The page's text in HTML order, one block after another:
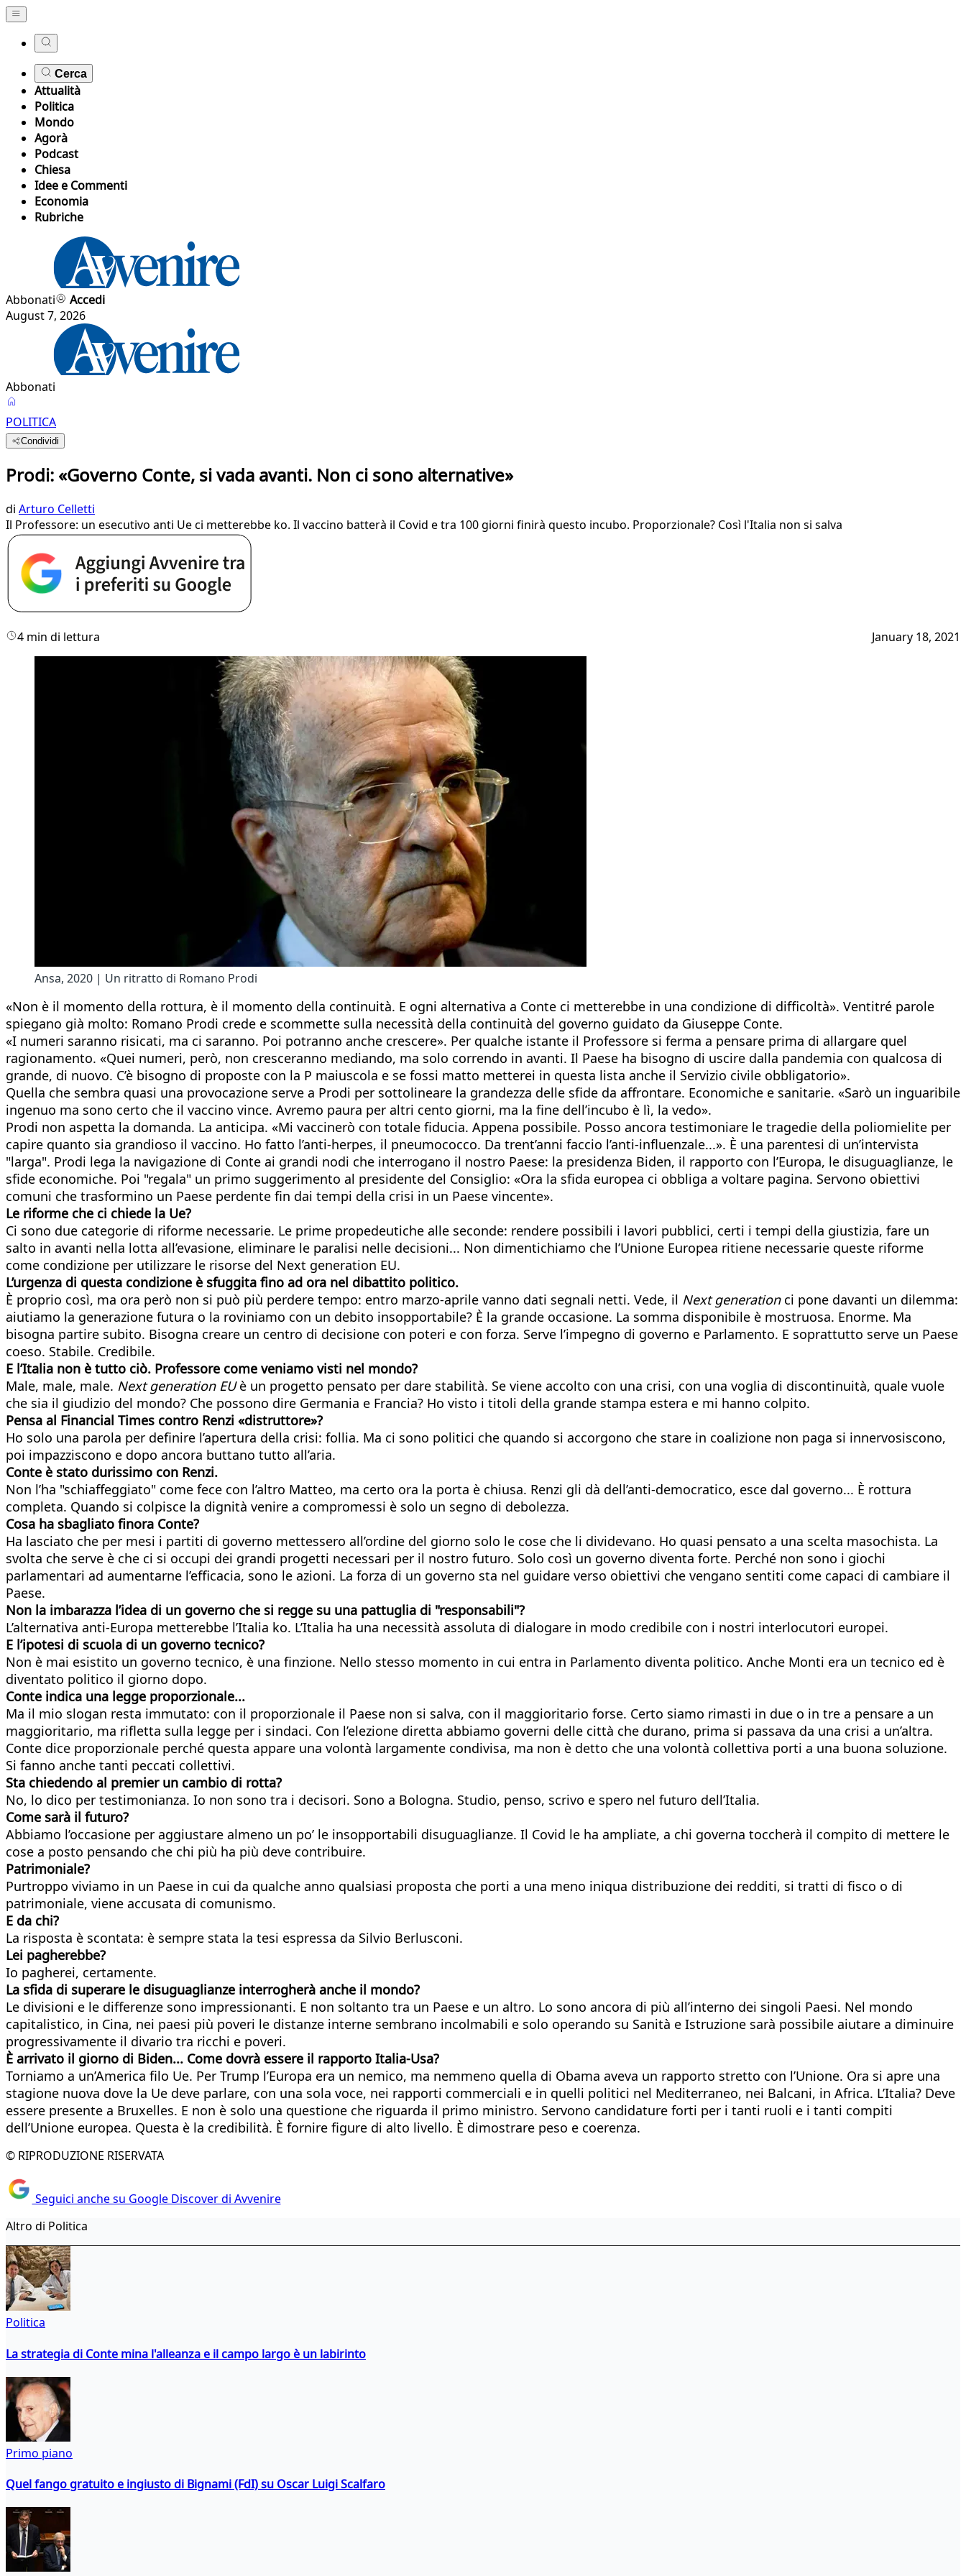
Cerca
Attualità
Politica
Mondo
Agorà
Podcast
Chiesa
Idee e Commenti
Economia
Rubriche
Abbonati
Accedi
August 7, 2026
Abbonati
POLITICA
Condividi
Prodi: «Governo Conte, si vada avanti. Non ci sono alternative»
di Arturo Celletti
Il Professore: un esecutivo anti Ue ci metterebbe ko. Il vaccino batterà il Covid e tra 100 giorni finirà questo incubo. Proporzionale? Così l'Italia non si salva
4 min di lettura January 18, 2021
Ansa, 2020 | Un ritratto di Romano Prodi
«Non è il momento della rottura, è il momento della continuità. E ogni alternativa a Conte ci metterebbe in una condizione di difficoltà». Ventitré parole
spiegano già molto: Romano Prodi crede e scommette sulla necessità della continuità del governo guidato da Giuseppe Conte.
«I numeri saranno risicati, ma ci saranno. Poi potranno anche crescere». Per qualche istante il Professore si ferma a pensare prima di allargare quel
ragionamento. «Quei numeri, però, non cresceranno mediando, ma solo correndo in avanti. Il Paese ha bisogno di uscire dalla pandemia con qualcosa di
grande, di nuovo. C’è bisogno di proposte con la P maiuscola e se fossi matto metterei in questa lista anche il Servizio civile obbligatorio».
Quella che sembra quasi una provocazione serve a Prodi per sottolineare la grandezza delle sfide da affrontare. Economiche e sanitarie. «Sarò un inguaribile
ingenuo ma sono certo che il vaccino vince. Avremo paura per altri cento giorni, ma la fine dell’incubo è lì, la vedo».
Prodi non aspetta la domanda. La anticipa. «Mi vaccinerò con totale fiducia. Appena possibile. Posso ancora testimoniare le tragedie della poliomielite per
capire quanto sia grandioso il vaccino. Ho fatto l’anti-herpes, il pneumococco. Da trent’anni faccio l’anti-influenzale...». È una parentesi di un’intervista
"larga". Prodi lega la navigazione di Conte ai grandi nodi che interrogano il nostro Paese: la presidenza Biden, il rapporto con l’Europa, le disuguaglianze, le
sfide economiche. Poi "regala" un primo suggerimento al presidente del Consiglio: «Ora la sfida europea ci obbliga a voltare pagina. Servono obiettivi
comuni che trasformino un Paese perdente fin dai tempi della crisi in un Paese vincente».
Le riforme che ci chiede la Ue?
Ci sono due categorie di riforme necessarie. Le prime propedeutiche alle seconde: rendere possibili i lavori pubblici, certi i tempi della giustizia, fare un
salto in avanti nella lotta all’evasione, eliminare le paralisi nelle decisioni... Non dimentichiamo che l’Unione Europea ritiene necessarie queste riforme
come condizione per utilizzare le risorse del Next generation EU.
L’urgenza di questa condizione è sfuggita fino ad ora nel dibattito politico.
È proprio così, ma ora però non si può più perdere tempo: entro marzo-aprile vanno dati segnali netti. Vede, il Next generationci pone davanti un dilemma:
aiutiamo la generazione futura o la roviniamo con un debito insopportabile? È la grande occasione. La somma disponibile è mostruosa. Enorme. Ma
bisogna partire subito. Bisogna creare un centro di decisione con poteri e con forza. Serve l’impegno di governo e Parlamento. E soprattutto serve un Paese
coeso. Stabile. Credibile.
E l’Italia non è tutto ciò. Professore come veniamo visti nel mondo?
Male, male, male. Next generation EUè un progetto pensato per dare stabilità. Se viene accolto con una crisi, con una voglia di discontinuità, quale vuole
che sia il giudizio del mondo? Che possono dire Germania e Francia? Ho visto i titoli della grande stampa estera e mi hanno colpito.
Pensa al Financial Times contro Renzi «distruttore»?
Ho solo una parola per definire l’apertura della crisi: follia. Ma ci sono politici che quando si accorgono che stare in coalizione non paga si innervosiscono,
poi impazziscono e dopo ancora buttano tutto all’aria.
Conte è stato durissimo con Renzi.
Non l’ha "schiaffeggiato" come fece con l’altro Matteo, ma certo ora la porta è chiusa. Renzi gli dà dell’anti-democratico, esce dal governo... È rottura
completa. Quando si colpisce la dignità venire a compromessi è solo un segno di debolezza.
Cosa ha sbagliato finora Conte?
Ha lasciato che per mesi i partiti di governo mettessero all’ordine del giorno solo le cose che li dividevano. Ho quasi pensato a una scelta masochista. La
svolta che serve è che ci si occupi dei grandi progetti necessari per il nostro futuro. Solo così un governo diventa forte. Perché non sono i giochi
parlamentari ad aumentarne l’efficacia, sono le azioni. La forza di un governo sta nel guidare verso obiettivi che vengano sentiti come capaci di cambiare il
Paese.
Non la imbarazza l’idea di un governo che si regge su una pattuglia di "responsabili"?
L’alternativa anti-Europa metterebbe l’Italia ko. L’Italia ha una necessità assoluta di dialogare in modo credibile con i nostri interlocutori europei.
E l’ipotesi di scuola di un governo tecnico?
Non è mai esistito un governo tecnico, è una finzione. Nello stesso momento in cui entra in Parlamento diventa politico. Anche Monti era un tecnico ed è
diventato politico il giorno dopo.
Conte indica una legge proporzionale...
Ma il mio slogan resta immutato: con il proporzionale il Paese non si salva, con il maggioritario forse. Certo siamo rimasti in due o in tre a pensare a un
maggioritario, ma rifletta sulla legge per i sindaci. Con l’elezione diretta abbiamo governi delle città che durano, prima si passava da una crisi a un’altra.
Conte dice proporzionale perché questa appare una volontà largamente condivisa, ma non è detto che una volontà collettiva porti a una buona soluzione.
Si fanno anche tanti peccati collettivi.
Sta chiedendo al premier un cambio di rotta?
No, lo dico per testimonianza. Io non sono tra i decisori. Sono a Bologna. Studio, penso, scrivo e spero nel futuro dell’Italia.
Come sarà il futuro?
Abbiamo l’occasione per aggiustare almeno un po’ le insopportabili disuguaglianze. Il Covid le ha ampliate, a chi governa toccherà il compito di mettere le
cose a posto pensando che chi più ha più deve contribuire.
Patrimoniale?
Purtroppo viviamo in un Paese in cui da qualche anno qualsiasi proposta che porti a una meno iniqua distribuzione dei redditi, si tratti di fisco o di
patrimoniale, viene accusata di comunismo.
E da chi?
La risposta è scontata: è sempre stata la tesi espressa da Silvio Berlusconi.
Lei pagherebbe?
Io pagherei, certamente.
La sfida di superare le disuguaglianze interrogherà anche il mondo?
Le divisioni e le differenze sono impressionanti. E non soltanto tra un Paese e un altro. Lo sono ancora di più all’interno dei singoli Paesi. Nel mondo
capitalistico, in Cina, nei paesi più poveri le distanze interne sembrano incolmabili e solo operando su Sanità e Istruzione sarà possibile aiutare a diminuire
progressivamente il divario tra ricchi e poveri.
È arrivato il giorno di Biden... Come dovrà essere il rapporto Italia-Usa?
Torniamo a un’America filo Ue. Per Trump l’Europa era un nemico, ma nemmeno quella di Obama aveva un rapporto stretto con l’Unione. Ora si apre una
stagione nuova dove la Ue deve parlare, con una sola voce, nei rapporti commerciali e in quelli politici nel Mediterraneo, nei Balcani, in Africa. L’Italia? Deve
essere presente a Bruxelles. E non è solo una questione che riguarda il primo ministro. Servono candidature forti per i tanti ruoli e i tanti compiti
dell’Unione europea. Questa è la credibilità. È fornire figure di alto livello. È dimostrare peso e coerenza.
© RIPRODUZIONE RISERVATA
Seguici anche su Google Discover di Avvenire
Altro di Politica
Politica
La strategia di Conte mina l'alleanza e il campo largo è un labirinto
Primo piano
Quel fango gratuito e ingiusto di Bignami (FdI) su Oscar Luigi Scalfaro